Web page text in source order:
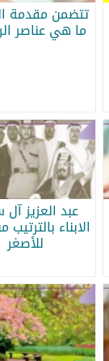
تتضمن مقدمة
ما هي عناصر
عبد العزيز
الابناء بالترتيب
للأصغر